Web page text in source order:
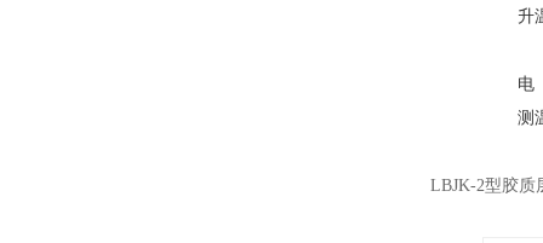
升
测
LBJK-2型胶质